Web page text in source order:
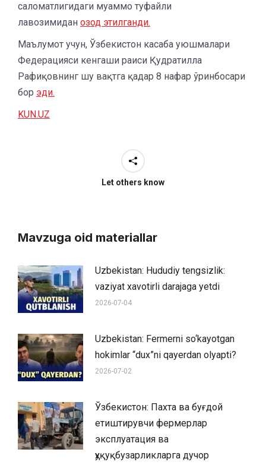
саломатлигидаги муаммо туфайли
лавозимидан озод этилганди.
Маълумот учун, Ўзбекистон касаба уюшмалари
Федерацияси кенгаши раиси Қудратилла
Рафиқовнинг шу вақтга қадар 8 нафар ўринбосари
бор эди.
KUN.UZ
Let others know
Mavzuga oid materiallar
Uzbekistan: Hududiy tengsizlik:
vaziyat xavotirli darajaga yetdi
2026-07-04
Uzbekistan: Fermerni so‘kayotgan
hokimlar “dux”ni qayerdan olyapti?
2026-07-02
Ўзбекистон: Пахта ва буғдой
етиштирувчи фермерлар
эксплуатация ва
ҳуқуқбузарликларга дучор